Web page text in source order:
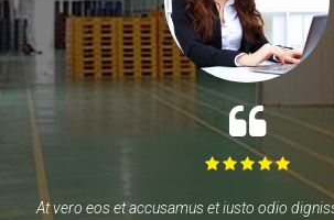
At vero eos et accusamus et iusto odio